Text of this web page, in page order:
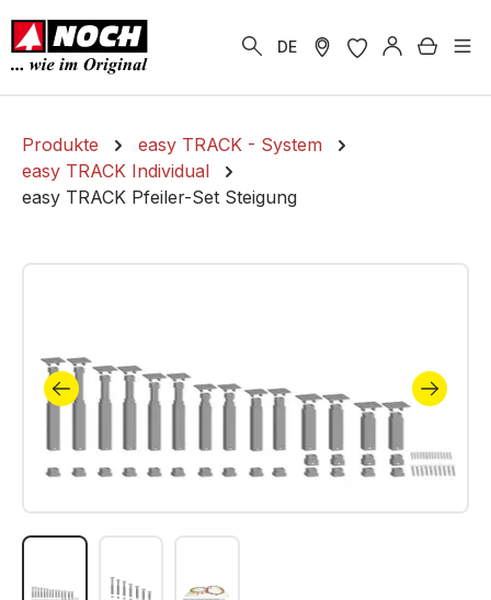
springen
DE
Produkte
easy TRACK - System
easy TRACK Individual
easy TRACK Pfeiler-Set Steigung
Bildergalerie überspringen